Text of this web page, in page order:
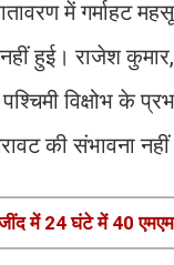
में गर्माहट
हुई। राजेश कुमार,
विक्षोभ के
की संभावना
में 24 घंटे में 40 एमएम